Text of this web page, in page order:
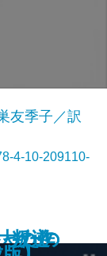
たの
の作
友季子／訳
4-10-209110-
叛逆
たの